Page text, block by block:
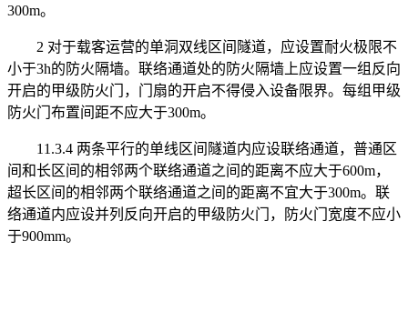
300m。
2 对于载客运营的单洞双线区间隧道，应设置耐火极限不
小于3h的防火隔墙。联络通道处的防火隔墙上应设置一组反向
开启的甲级防火门，门扇的开启不得侵入设备限界。每组甲级
防火门布置间距不应大于300m。
11.3.4 两条平行的单线区间隧道内应设联络通道，普通区
间和长区间的相邻两个联络通道之间的距离不应大于600m，
超长区间的相邻两个联络通道之间的距离不宜大于300m。联
络通道内应设并列反向开启的甲级防火门，防火门宽度不应小
于900mm。